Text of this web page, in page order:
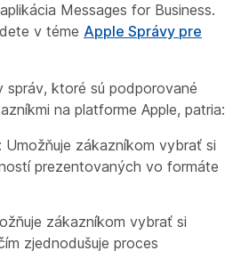
Messages for Business.
v téme Apple Správy pre
správ, ktoré sú podporované
na platforme Apple, patria:
Umožňuje zákazníkom vybrať si
prezentovaných vo formáte
zákazníkom vybrať si
zjednodušuje proces